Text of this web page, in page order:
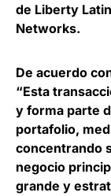
de Liberty
Networks.
De acuerdo
“Esta
y forma parte
portafolio,
concentrando
negocio
grande y